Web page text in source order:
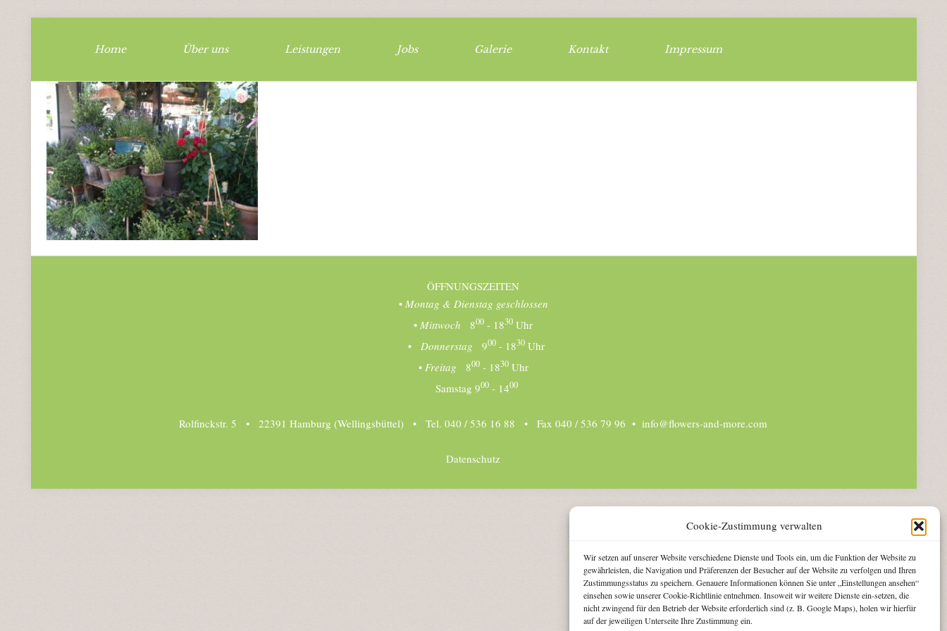
Cookie-Zustimmung verwalten
Wir setzen auf unserer Website verschiedene Dienste und Tools ein, um die Funktion der Website zu
gewährleisten, die Navigation und Präferenzen der Besucher auf der Website zu verfolgen und Ihren
Zustimmungsstatus zu speichern. Genauere Informationen können Sie unter „Einstellungen ansehen“
einsehen sowie unserer Cookie-Richtlinie entnehmen. Insoweit wir weitere Dienste ein-setzen, die
nicht zwingend für den Betrieb der Website erforderlich sind (z. B. Google Maps), holen wir hierfür
auf der jeweiligen Unterseite Ihre Zustimmung ein.
Home Über uns Leistungen Jobs Galerie Kontakt Impressum
ÖFFNUNGSZEITEN
• Montag & Dienstag geschlossen
•Mittwoch 800 - 1830 Uhr
•Donnerstag 900 - 1830 Uhr
• Freitag 800- 1830Uhr
Samstag 900- 1400
Rolfinckstr. 5 • 22391 Hamburg (Wellingsbüttel) • Tel. 040 / 536 16 88 • Fax 040 / 536 79 96 •info@flowers-and-more.com
Datenschutz